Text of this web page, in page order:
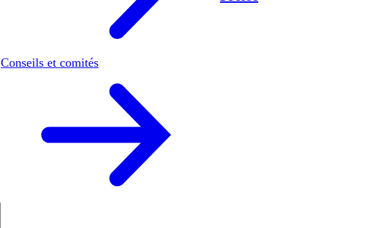
Conseils et comités